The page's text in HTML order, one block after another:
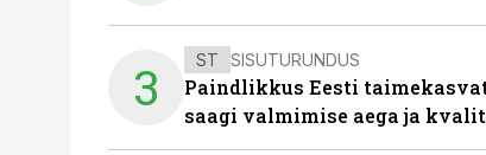
3 ST SISUTURUNDUS
Paindlikkus Eesti
saagi valmimise aega ja